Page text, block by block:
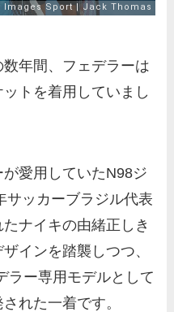
年間、フェデラーは
トを着用していまし
愛用していたN98ジ
サッカーブラジル代表
ナイキの由緒正しき
インを踏襲しつつ、
ラー専用モデルとして
れた一着です。